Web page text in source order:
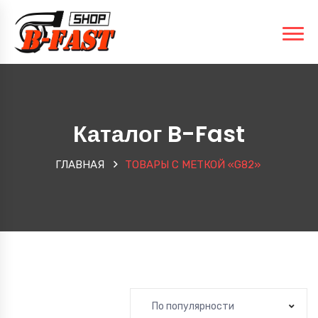
Каталог B-Fast
ГЛАВНАЯ ТОВАРЫ С МЕТКОЙ «G82»
По популярности